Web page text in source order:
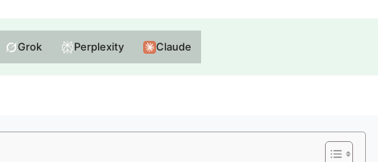
Grok Perplexity Claude